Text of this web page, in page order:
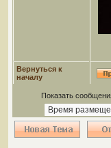
Вернуться к
началу
Показать